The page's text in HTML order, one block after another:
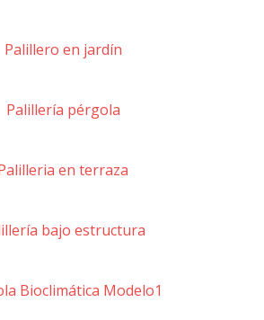
Palillero en jardín
Palillería pérgola
en terraza
bajo estructura
Bioclimática Modelo1